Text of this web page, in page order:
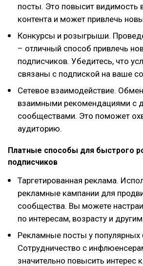
посты. Это повысит видимость
контента и может привлечь
Конкурсы и розыгрыши.
– отличный способ привлечь
подписчиков. Убедитесь, что
связаны с подпиской на ваше
Сетевое взаимодействие.
взаимными рекомендациями с
сообществами. Это поможет
аудиторию.
Платные способы для быстрого
подписчиков
Таргетированная реклама.
рекламные кампании для
сообщества. Вы можете
по интересам, возрасту и
Рекламные посты у популярных
Сотрудничество с
значительно повысить интерес